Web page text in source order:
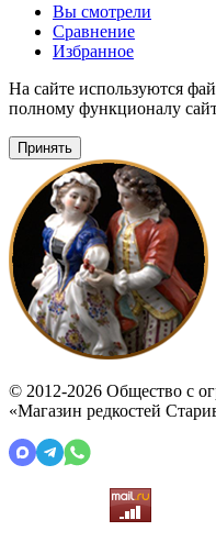
Вы смотрели
Сравнение
Избранное
На сайте используются
полному функционалу
Принять
© 2012-2026 Общество с
«Магазин редкостей